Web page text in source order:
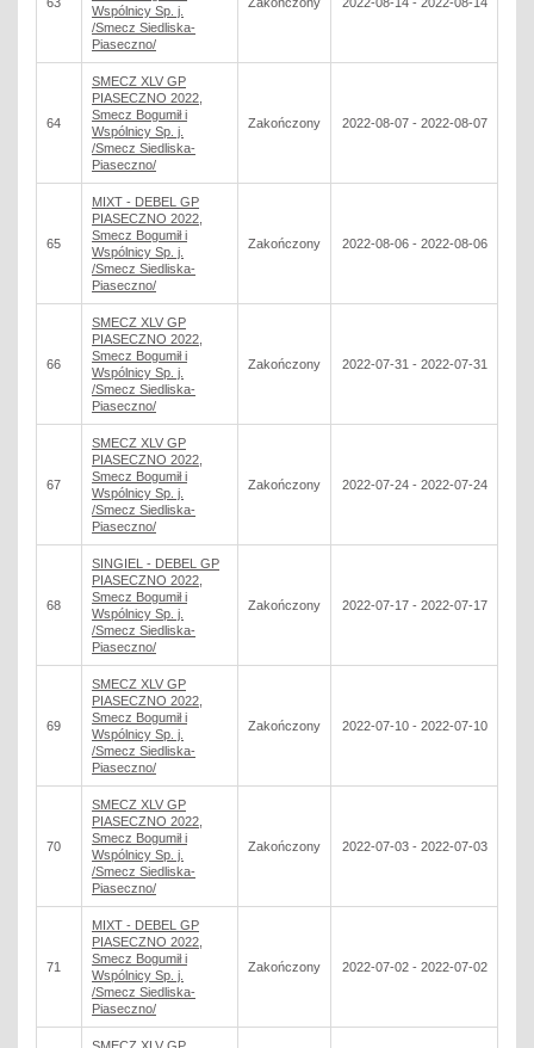
Wspólnicy Sp. j.
/Smecz Siedliska-
Piaseczno/
64
SMECZ XLV GP
PIASECZNO 2022,
Smecz Bogumił i
Wspólnicy Sp. j.
/Smecz Siedliska-
Piaseczno/
Zakończony 2022-08-07 - 2022-08-07
65
MIXT - DEBEL GP
PIASECZNO 2022,
Smecz Bogumił i
Wspólnicy Sp. j.
/Smecz Siedliska-
Piaseczno/
Zakończony 2022-08-06 - 2022-08-06
66
SMECZ XLV GP
PIASECZNO 2022,
Smecz Bogumił i
Wspólnicy Sp. j.
/Smecz Siedliska-
Piaseczno/
Zakończony 2022-07-31 - 2022-07-31
67
SMECZ XLV GP
PIASECZNO 2022,
Smecz Bogumił i
Wspólnicy Sp. j.
/Smecz Siedliska-
Piaseczno/
Zakończony 2022-07-24 - 2022-07-24
68
SINGIEL - DEBEL GP
PIASECZNO 2022,
Smecz Bogumił i
Wspólnicy Sp. j.
/Smecz Siedliska-
Piaseczno/
Zakończony 2022-07-17 - 2022-07-17
69
SMECZ XLV GP
PIASECZNO 2022,
Smecz Bogumił i
Wspólnicy Sp. j.
/Smecz Siedliska-
Piaseczno/
Zakończony 2022-07-10 - 2022-07-10
70
SMECZ XLV GP
PIASECZNO 2022,
Smecz Bogumił i
Wspólnicy Sp. j.
/Smecz Siedliska-
Piaseczno/
Zakończony 2022-07-03 - 2022-07-03
71
MIXT - DEBEL GP
PIASECZNO 2022,
Smecz Bogumił i
Wspólnicy Sp. j.
/Smecz Siedliska-
Piaseczno/
Zakończony 2022-07-02 - 2022-07-02